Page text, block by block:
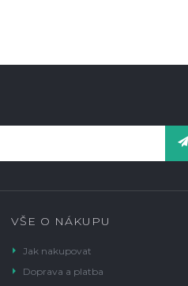
VŠE O NÁKUPU
Jak nakupovat
Doprava a platba